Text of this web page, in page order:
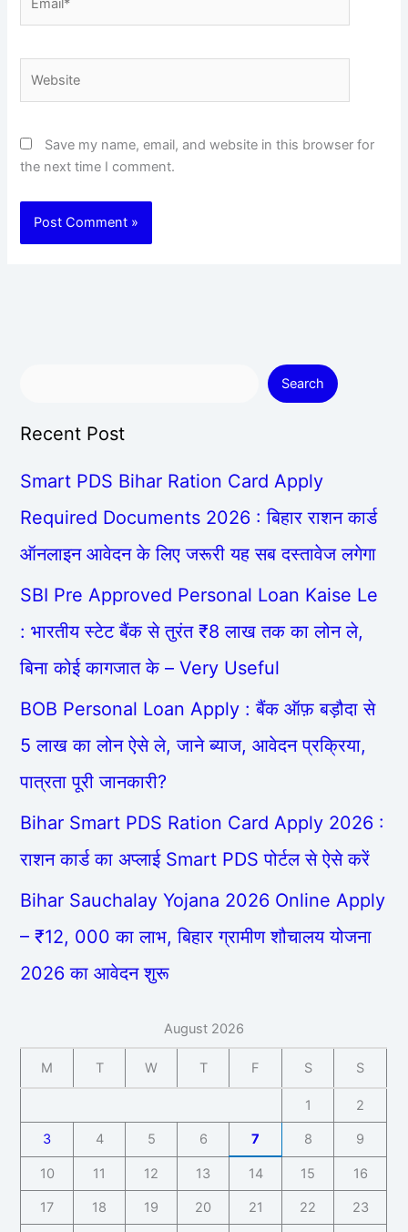
Save my name, email, and website in this browser for
the next time I comment.
Search
Recent Post
Smart PDS Bihar Ration Card Apply
Required Documents 2026 : बिहार राशन कार्ड
ऑनलाइन आवेदन के लिए जरूरी यह सब दस्तावेज लगेगा
SBI Pre Approved Personal Loan Kaise Le
: भारतीय स्टेट बैंक से तुरंत ₹8 लाख तक का लोन ले,
बिना कोई कागजात के – Very Useful
BOB Personal Loan Apply : बैंक ऑफ़ बड़ौदा से
5 लाख का लोन ऐसे ले, जाने ब्याज, आवेदन प्रक्रिया,
पात्रता पूरी जानकारी?
Bihar Smart PDS Ration Card Apply 2026 :
राशन कार्ड का अप्लाई Smart PDS पोर्टल से ऐसे करें
Bihar Sauchalay Yojana 2026 Online Apply
– ₹12, 000 का लाभ, बिहार ग्रामीण शौचालय योजना
2026 का आवेदन शुरू
August 2026
M T W T F S S
1 2
3 4 5 6 7 8 9
10 11 12 13 14 15 16
17 18 19 20 21 22 23